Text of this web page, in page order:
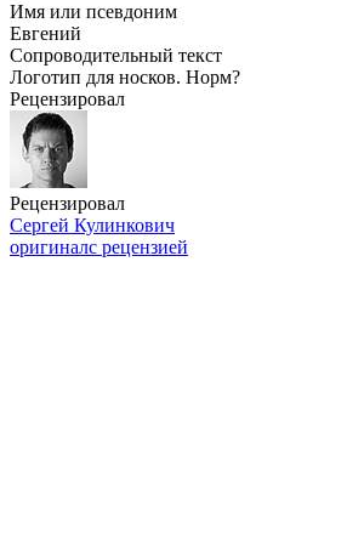
Имя или псевдоним
Евгений
Сопроводительный текст
Логотип для носков. Норм?
Рецензировал
Рецензировал
Сергей Кулинкович
оригиналс рецензией